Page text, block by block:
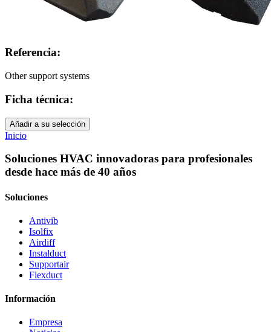
Referencia:
Other support systems
Ficha técnica:
Añadir a su selección
Inicio
Soluciones HVAC innovadoras para profesionales
desde hace más de 40 años
Soluciones
Antivib
Isolfix
Airdiff
Instalduct
Supportair
Flexduct
Información
Empresa